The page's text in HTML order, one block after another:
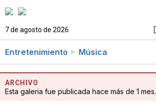
7 de agosto de 2026
Entretenimiento Música
ARCHIVO
Esta galeria fue publicada hace más de 1 mes.